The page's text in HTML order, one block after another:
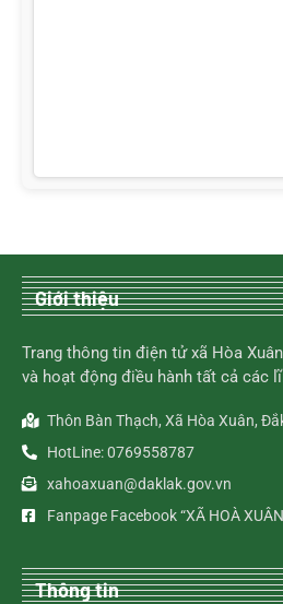
Giới thiệu
Trang thông tin điện tử xã Hòa
và hoạt động điều hành tất cả các
Thôn Bàn Thạch, Xã Hòa Xuân,
HotLine: 0769558787
xahoaxuan@daklak.gov.vn
Fanpage Facebook “XÃ HOÀ
Thông tin